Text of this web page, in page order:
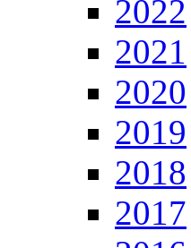
2022
2021
2020
2019
2018
2017